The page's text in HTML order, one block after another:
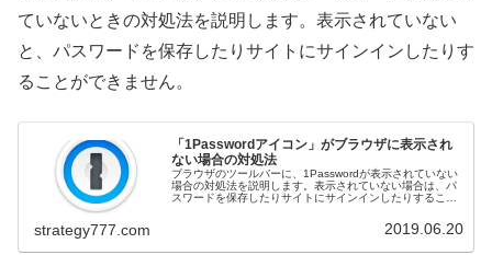
ていないときの対処法を説明します。表示されていない
と、パスワードを保存したりサイトにサインインしたりす
ることができません。
「1Passwordアイコン」がブラウザに表示され
ない場合の対処法
ブラウザのツールバーに、1Passwordが表示されていない
場合の対処法を説明します。表示されていない場合は、パ
スワードを保存したりサイトにサインインしたりすること
strategy777.com 2019.06.20